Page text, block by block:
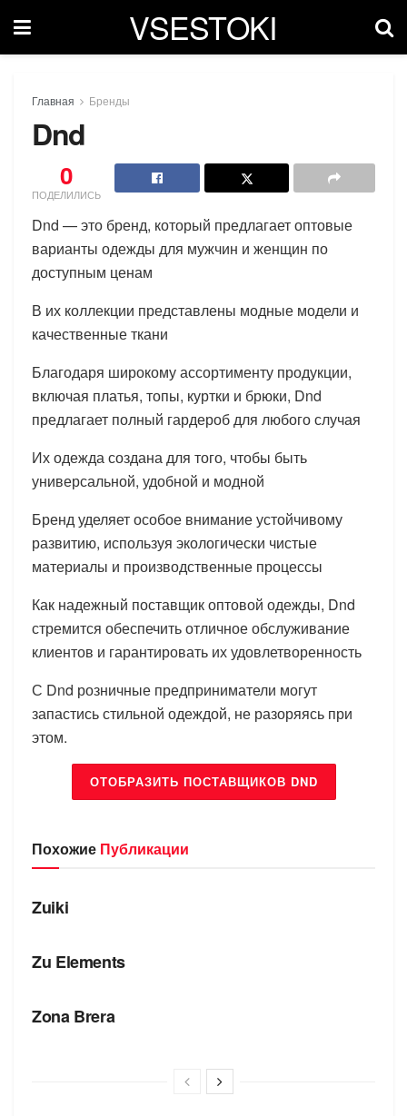
VSESTOKI
Главная Бренды
Dnd
0
ПОДЕЛИЛИСЬ
Dnd — это бренд, который предлагает оптовые
варианты одежды для мужчин и женщин по
доступным ценам
В их коллекции представлены модные модели и
качественные ткани
Благодаря широкому ассортименту продукции,
включая платья, топы, куртки и брюки, Dnd
предлагает полный гардероб для любого случая
Их одежда создана для того, чтобы быть
универсальной, удобной и модной
Бренд уделяет особое внимание устойчивому
развитию, используя экологически чистые
материалы и производственные процессы
Как надежный поставщик оптовой одежды, Dnd
стремится обеспечить отличное обслуживание
клиентов и гарантировать их удовлетворенность
С Dnd розничные предприниматели могут
запастись стильной одеждой, не разоряясь при
этом.
ОТОБРАЗИТЬ ПОСТАВЩИКОВ DND
Похожие Публикации
БРЕНДЫ
Zuiki
Zu Elements
Zona Brera